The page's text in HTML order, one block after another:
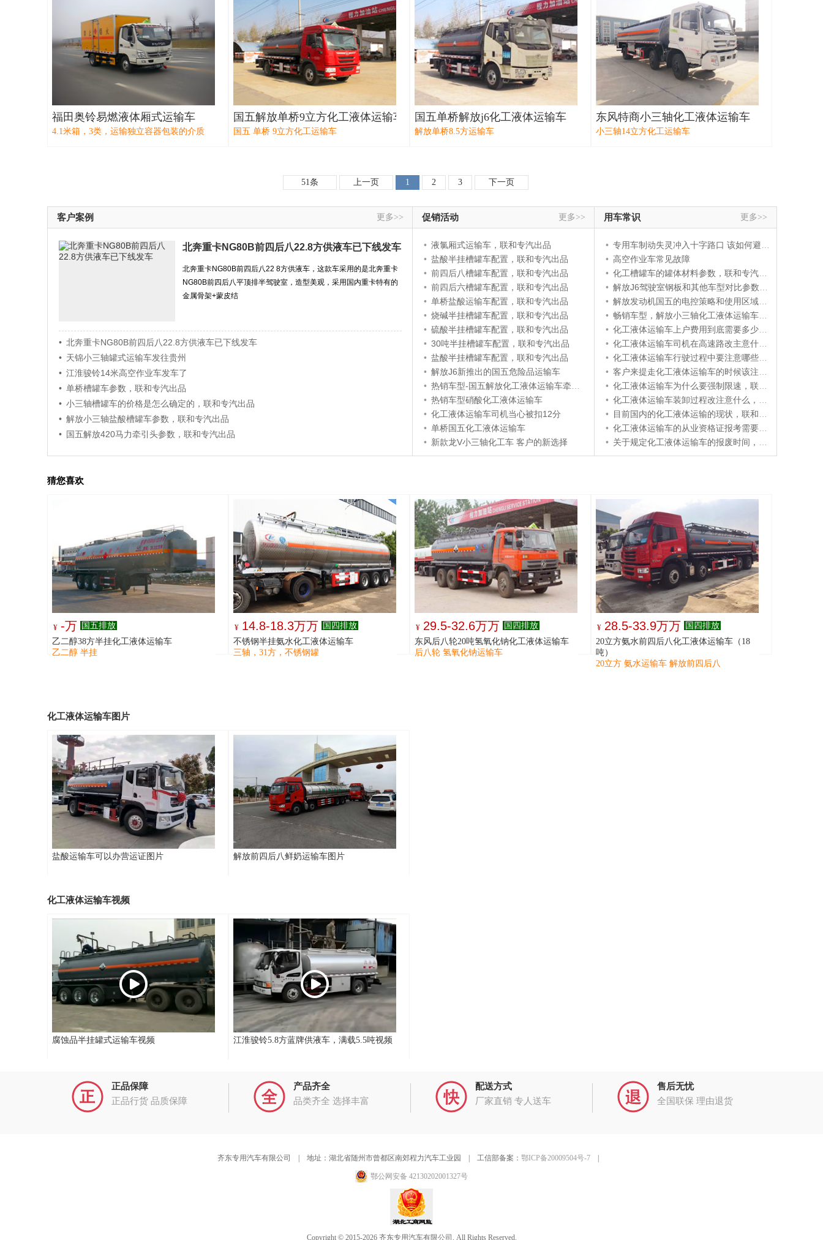
福田奥铃易燃液体厢式运输车
4.1米箱，3类，运输独立容器包装的介质
国五解放单桥9立方化工液体运输车
国五 单桥 9立方化工运输车
国五单桥解放j6化工液体运输车
解放单桥8.5方运输车
东风特商小三轴化工液体运输车
小三轴14立方化工运输车
51条 上一页 1 2 3 下一页
客户案例 更多>>
北奔重卡NG80B前四后八22.8方供液车已下线发车
北奔重卡NG80B前四后八22 8方供液车，这款车采用的是北奔重卡
NG80B前四后八平顶排半驾驶室，造型美观，采用国内重卡特有的
金属骨架+蒙皮结
• 北奔重卡NG80B前四后八22.8方供液车已下线发车
• 天锦小三轴罐式运输车发往贵州
• 江淮骏铃14米高空作业车发车了
• 单桥槽罐车参数，联和专汽出品
• 小三轴槽罐车的价格是怎么确定的，联和专汽出品
• 解放小三轴盐酸槽罐车参数，联和专汽出品
• 国五解放420马力牵引头参数，联和专汽出品
促销活动 更多>>
• 液氯厢式运输车，联和专汽出品
• 盐酸半挂槽罐车配置，联和专汽出品
• 前四后八槽罐车配置，联和专汽出品
• 前四后六槽罐车配置，联和专汽出品
• 单桥盐酸运输车配置，联和专汽出品
• 烧碱半挂槽罐车配置，联和专汽出品
• 硫酸半挂槽罐车配置，联和专汽出品
• 30吨半挂槽罐车配置，联和专汽出品
• 盐酸半挂槽罐车配置，联和专汽出品
• 解放J6新推出的国五危险品运输车
• 热销车型-国五解放化工液体运输车牵引头
• 热销车型硝酸化工液体运输车
• 化工液体运输车司机当心被扣12分
• 单桥国五化工液体运输车
• 新款龙V小三轴化工车 客户的新选择
用车常识 更多>>
• 专用车制动失灵冲入十字路口 该如何避险?
• 高空作业车常见故障
• 化工槽罐车的罐体材料参数，联和专汽出品
• 解放J6驾驶室钢板和其他车型对比参数，联和专汽详解
• 解放发动机国五的电控策略和使用区域参数，联和专汽详解
• 畅销车型，解放小三轴化工液体运输车参数和价格
• 化工液体运输车上户费用到底需要多少了，联和专汽告诉你
• 化工液体运输车司机在高速路改主意什么，联和专汽这样说
• 化工液体运输车行驶过程中要注意哪些事项，联和专汽告诉
• 客户来提走化工液体运输车的时候该注意的事项，联和专汽
• 化工液体运输车为什么要强制限速，联和专汽告诉您
• 化工液体运输车装卸过程改注意什么，联和专汽这样说
• 目前国内的化工液体运输的现状，联和专汽告诉你
• 化工液体运输车的从业资格证报考需要什么条件
• 关于规定化工液体运输车的报废时间，联和专汽告诉您
猜您喜欢
¥ -万 国五排放
乙二醇38方半挂化工液体运输车
乙二醇 半挂
¥ 14.8-18.3万万 国四排放
不锈钢半挂氨水化工液体运输车
三轴，31方，不锈钢罐
¥ 29.5-32.6万万 国四排放
东风后八轮20吨氢氧化钠化工液体运输车
后八轮 氢氧化钠运输车
¥ 28.5-33.9万万 国四排放
20立方氨水前四后八化工液体运输车（18
吨）
20立方 氨水运输车 解放前四后八
化工液体运输车图片
盐酸运输车可以办营运证图片 解放前四后八鲜奶运输车图片
化工液体运输车视频
腐蚀品半挂罐式运输车视频 江淮骏铃5.8方蓝牌供液车，满载5.5吨视频
正品保障
正品行货 品质保障
产品齐全
品类齐全 选择丰富
配送方式
厂家直销 专人送车
售后无忧
全国联保 理由退货
齐东专用汽车有限公司 | 地址：湖北省随州市曾都区南郊程力汽车工业园 | 工信部备案： 鄂ICP备20009504号-7|
鄂公网安备 42130202001327号
Copyright © 2015-2026 齐东专用汽车有限公司, All Rights Reserved.